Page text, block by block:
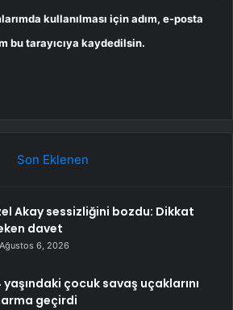
kullanılması için adım, e-posta
bu tarayıcıya kaydedilsin.
Son Eklenen
Akay sessizliğini bozdu: Dikkat
davet
Ağustos 6, 2026
yaşındaki çocuk savaş uçaklarını
geçirdi